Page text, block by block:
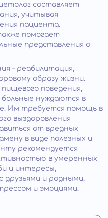
составляет
учитывая
пациента.
помогает
представления о
– реабилитация,
образу жизни.
поведения,
больные нуждаются в
Им требуется помощь в
выздоровления
от вредных
в виде полезных и
рекомендуется
в умеренных
и интересы,
друзьями и родными,
и эмоциями.